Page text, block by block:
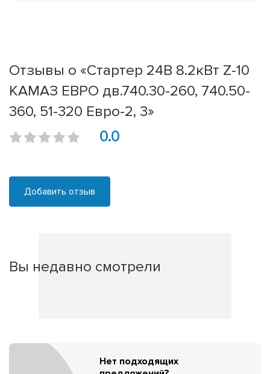
Отзывы о «Стартер 24В 8.2кВт Z-10
КАМАЗ ЕВРО дв.740.30-260, 740.50-
360, 51-320 Евро-2, 3»
0.0
Добавить отзыв
Вы недавно смотрели
Нет подходящих